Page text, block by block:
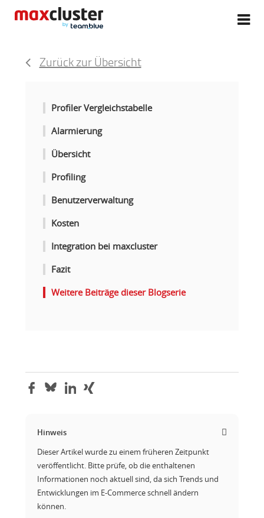
Zurück zur Übersicht
Profiler Vergleichstabelle
Alarmierung
Übersicht
Profiling
Benutzerverwaltung
Kosten
Integration bei maxcluster
Fazit
Weitere Beiträge dieser Blogserie
Hinweis
Dieser Artikel wurde zu einem früheren Zeitpunkt
veröffentlicht. Bitte prüfe, ob die enthaltenen
Informationen noch aktuell sind, da sich Trends und
Entwicklungen im E-Commerce schnell ändern
können.